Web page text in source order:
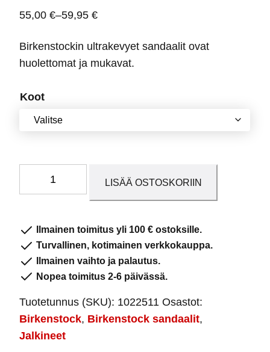
55,00 €–59,95 €
Price
range:
55,00 €
Birkenstockin ultrakevyet sandaalit ovat
huolettomat ja mukavat.
Koot
Peach
määrä
LISÄÄ OSTOSKORIIN
Ilmainen toimitus yli 100 € ostoksille.
Turvallinen, kotimainen verkkokauppa.
Ilmainen vaihto ja palautus.
Nopea toimitus 2-6 päivässä.
Tuotetunnus (SKU): 1022511 Osastot:
Birkenstock, Birkenstock sandaalit,
Jalkineet